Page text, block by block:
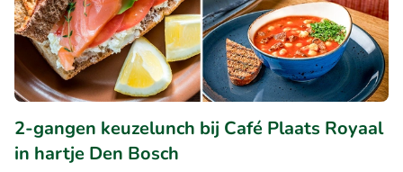
2-gangen keuzelunch bij Café Plaats Royaal
in hartje Den Bosch